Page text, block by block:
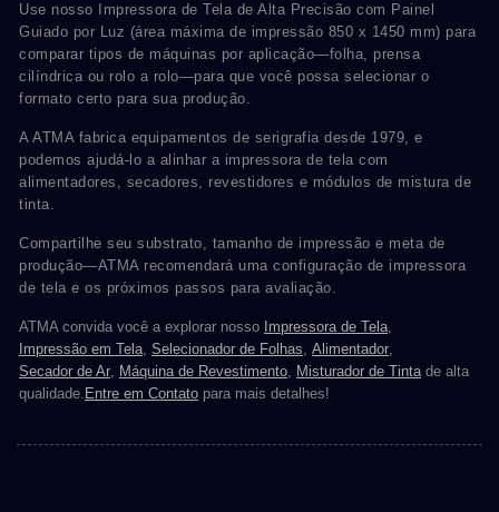
Use nosso Impressora de Tela de Alta Precisão com Painel
Guiado por Luz (área máxima de impressão 850 x 1450 mm) para
comparar tipos de máquinas por aplicação—folha, prensa
cilíndrica ou rolo a rolo—para que você possa selecionar o
formato certo para sua produção.
A ATMA fabrica equipamentos de serigrafia desde 1979, e
podemos ajudá-lo a alinhar a impressora de tela com
alimentadores, secadores, revestidores e módulos de mistura de
tinta.
Compartilhe seu substrato, tamanho de impressão e meta de
produção—ATMA recomendará uma configuração de impressora
de tela e os próximos passos para avaliação.
ATMA convida você a explorar nosso Impressora de Tela,
Impressão em Tela, Selecionador de Folhas, Alimentador,
Secador de Ar, Máquina de Revestimento, Misturador de Tintade alta
qualidade. Entre em Contato para mais detalhes!